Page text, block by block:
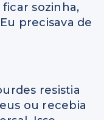
sozinha,
precisava de
resistia
ou recebia